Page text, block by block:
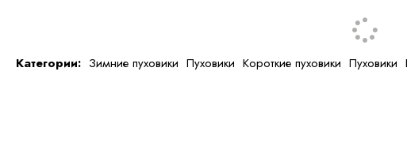
Цвет: кофейный
Категории: Зимние пуховики Пуховики Короткие пуховики Пуховики